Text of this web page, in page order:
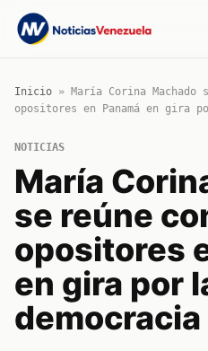
Inicio » María Corina
opositores en Panamá en gira
NOTICIAS
María
se reúne
opositores
en gira por
democracia